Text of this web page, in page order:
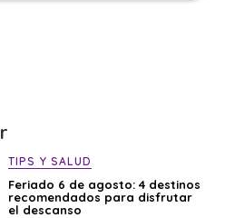
TIPS Y SALUD
Feriado 6 de agosto: 4 destinos
recomendados para disfrutar
el descanso